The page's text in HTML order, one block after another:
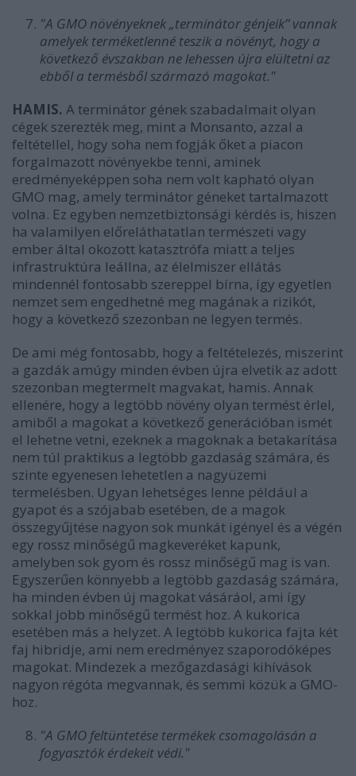
"A GMO növényeknek „terminátor génjeik” vannak
amelyek terméketlenné teszik a növényt, hogy a
következő évszakban ne lehessen újra elültetni az
ebből a termésből származó magokat."
HAMIS. A terminátor gének szabadalmait olyan
cégek szerezték meg, mint a Monsanto, azzal a
feltétellel, hogy soha nem fogják őket a piacon
forgalmazott növényekbe tenni, aminek
eredményeképpen soha nem volt kapható olyan
GMO mag, amely terminátor géneket tartalmazott
volna. Ez egyben nemzetbiztonsági kérdés is, hiszen
ha valamilyen előreláthatatlan természeti vagy
ember által okozott katasztrófa miatt a teljes
infrastruktúra leállna, az élelmiszer ellátás
mindennél fontosabb szereppel bírna, így egyetlen
nemzet sem engedhetné meg magának a rizikót,
hogy a következő szezonban ne legyen termés.
De ami még fontosabb, hogy a feltételezés, miszerint
a gazdák amúgy minden évben újra elvetik az adott
szezonban megtermelt magvakat, hamis. Annak
ellenére, hogy a legtöbb növény olyan termést érlel,
amiből a magokat a következő generációban ismét
el lehetne vetni, ezeknek a magoknak a betakarítása
nem túl praktikus a legtöbb gazdaság számára, és
szinte egyenesen lehetetlen a nagyüzemi
termelésben. Ugyan lehetséges lenne például a
gyapot és a szójabab esetében, de a magok
összegyűjtése nagyon sok munkát igényel és a végén
egy rossz minőségű magkeveréket kapunk,
amelyben sok gyom és rossz minőségű mag is van.
Egyszerűen könnyebb a legtöbb gazdaság számára,
ha minden évben új magokat vásáráol, ami így
sokkal jobb minőségű termést hoz. A kukorica
esetében más a helyzet. A legtöbb kukorica fajta két
faj hibridje, ami nem eredményez szaporodóképes
magokat. Mindezek a mezőgazdasági kihívások
nagyon régóta megvannak, és semmi közük a GMO-
hoz.
"A GMO feltüntetése termékek csomagolásán a
fogyasztók érdekeit védi."